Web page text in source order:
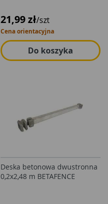
21,99 zł/szt
Cena orientacyjna
Do koszyka
Deska betonowa dwustronna
0,2x2,48 m BETAFENCE